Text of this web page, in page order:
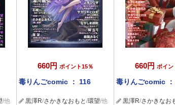
/他
660円 ポイント15％
毒りんごcomic ： 116
黒澤R/さかきなおもと /環望/他
660円 ポイン
毒りんごcomic
黒澤R/さかきなお